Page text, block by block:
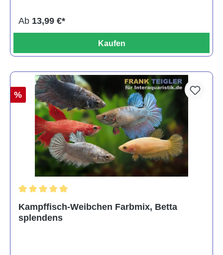
Ab 13,99 €*
Kaufen
%
Kampffisch-Weibchen Farbmix, Betta
splendens